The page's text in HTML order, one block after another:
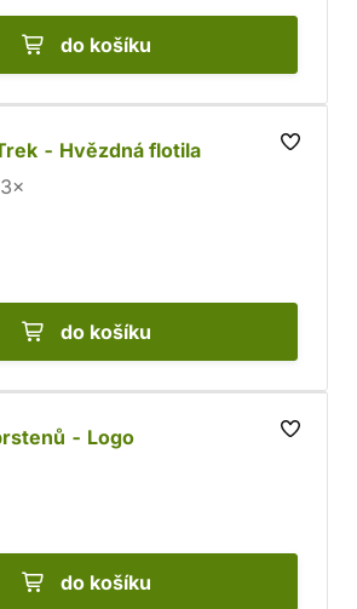
do košíku
- Hvězdná flotila
3×
do košíku
- Logo
do košíku